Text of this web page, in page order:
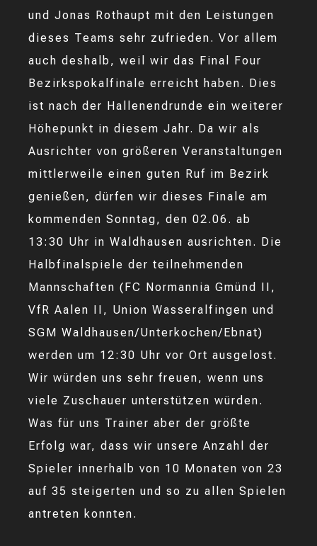
und Jonas Rothaupt mit den Leistungen
dieses Teams sehr zufrieden. Vor allem
auch deshalb, weil wir das Final Four
Bezirkspokalfinale erreicht haben. Dies
ist nach der Hallenendrunde ein weiterer
Höhepunkt in diesem Jahr. Da wir als
Ausrichter von größeren Veranstaltungen
mittlerweile einen guten Ruf im Bezirk
genießen, dürfen wir dieses Finale am
kommenden Sonntag, den 02.06. ab
13:30 Uhr in Waldhausen ausrichten. Die
Halbfinalspiele der teilnehmenden
Mannschaften (FC Normannia Gmünd II,
VfR Aalen II, Union Wasseralfingen und
SGM Waldhausen/Unterkochen/Ebnat)
werden um 12:30 Uhr vor Ort ausgelost.
Wir würden uns sehr freuen, wenn uns
viele Zuschauer unterstützen würden.
Was für uns Trainer aber der größte
Erfolg war, dass wir unsere Anzahl der
Spieler innerhalb von 10 Monaten von 23
auf 35 steigerten und so zu allen Spielen
antreten konnten.